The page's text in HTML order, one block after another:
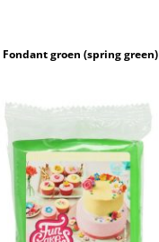
Fondant groen (spring green)